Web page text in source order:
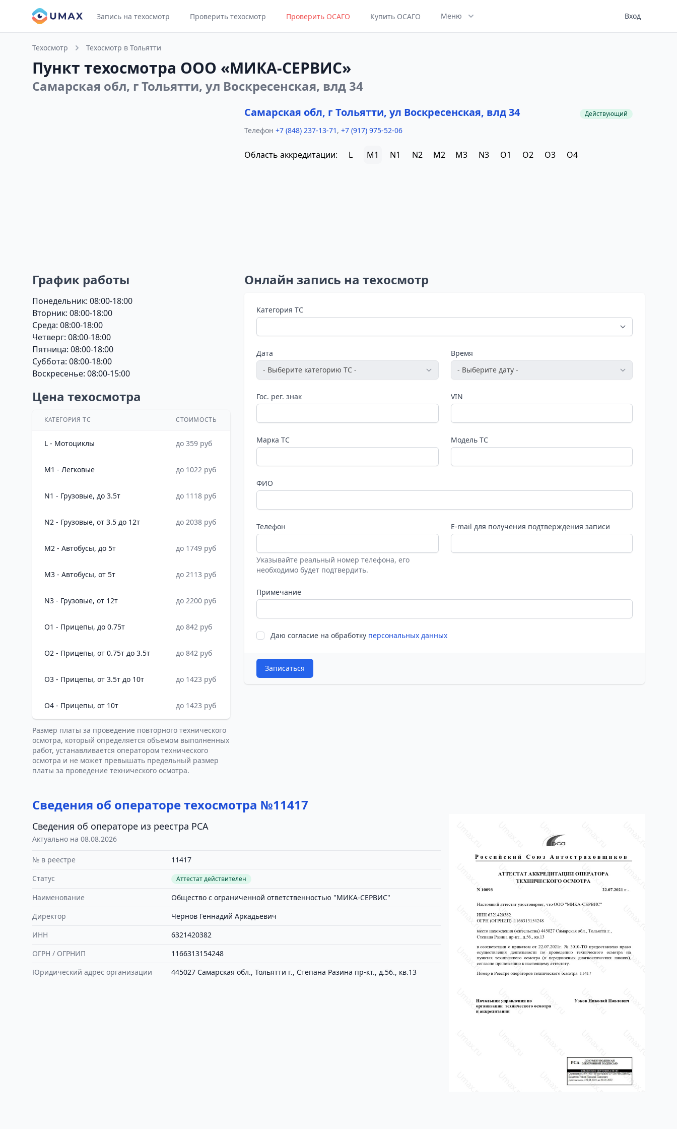
Запись на техосмотр Проверить техосмотр Проверить ОСАГО Купить ОСАГО Меню Вход
Техосмотр Техосмотр в Тольятти
Пункт техосмотра ООО «МИКА-СЕРВИС»
Самарская обл, г Тольятти, ул Воскресенская, влд 34
Самарская обл, г Тольятти, ул Воскресенская, влд 34 Действующий
Телефон +7 (848) 237-13-71 ,+7 (917) 975-52-06
Область аккредитации: L M1 N1 N2 M2 M3 N3 O1 O2 O3 O4
График работы
Понедельник: 08:00-18:00
Вторник: 08:00-18:00
Среда: 08:00-18:00
Четверг: 08:00-18:00
Пятница: 08:00-18:00
Суббота: 08:00-18:00
Воскресенье: 08:00-15:00
Цена техосмотра
КАТЕГОРИЯ ТС СТОИМОСТЬ
L - Мотоциклы до 359 руб
M1 - Легковые до 1022 руб
N1 - Грузовые, до 3.5т до 1118 руб
N2 - Грузовые, от 3.5 до 12т до 2038 руб
M2 - Автобусы, до 5т до 1749 руб
M3 - Автобусы, от 5т до 2113 руб
N3 - Грузовые, от 12т до 2200 руб
O1 - Прицепы, до 0.75т до 842 руб
O2 - Прицепы, от 0.75т до 3.5т до 842 руб
O3 - Прицепы, от 3.5т до 10т до 1423 руб
O4 - Прицепы, от 10т до 1423 руб
Размер платы за проведение повторного технического
осмотра, который определяется объемом выполненных
работ, устанавливается оператором технического
осмотра и не может превышать предельный размер
платы за проведение технического осмотра.
Онлайн запись на техосмотр
Категория ТС
Дата Время
Гос. рег. знак VIN
Марка ТС Модель ТС
ФИО
Телефон
Указывайте реальный номер телефона, его
необходимо будет подтвердить.
E-mail для получения подтверждения записи
Примечание
Даю согласие на обработку персональных данных
Записаться
Сведения об операторе техосмотра №11417
Сведения об операторе из реестра РСА
Актуально на 08.08.2026
№ в реестре
11417
Статус
Аттестат действителен
Наименование
Общество с ограниченной ответственностью "МИКА-СЕРВИС"
Директор
Чернов Геннадий Аркадьевич
ИНН
6321420382
ОГРН / ОГРНИП
1166313154248
Юридический адрес организации
445027 Самарская обл., Тольятти г., Степана Разина пр-кт., д.56., кв.13